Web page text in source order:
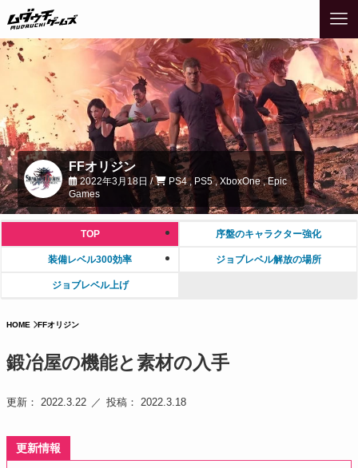
FFオリジン
2022年3月18日 /
PS4 , PS5 , XboxOne , Epic
Games
TOP 序盤のキャラクター強化
装備レベル300効率 ジョブレベル解放の場所
ジョブレベル上げ
HOME FFオリジン
鍛冶屋の機能と素材の入手
更新： 2022.3.22 投稿： 2022.3.18
更新情報